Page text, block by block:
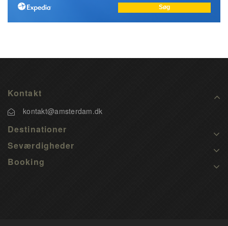
Kontakt
kontakt@amsterdam.dk
Destinationer
Seværdigheder
Booking